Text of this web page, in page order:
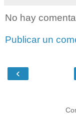
No hay
Publicar un
‹